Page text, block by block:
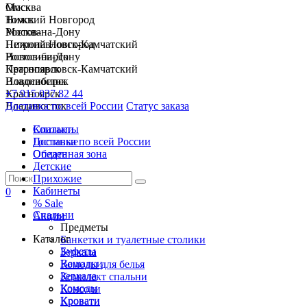
Москва
Нижний Новгород
Ростов-на-Дону
Петропавловск-Камчатский
Новосибирск
Красноярск
Владивосток
+7 915 037 82 44
Доставка по всей России Статус заказа
Спальни
Гостиные
Обеденная зона
Детские
Прихожие
Кабинеты
% Sale
Акции
Каталог
Буфеты
Вешалки
Зеркала
Комоды
Кровати
Омск
Томск
Москва
Нижний Новгород
Ростов-на-Дону
Петропавловск-Камчатский
Новосибирск
Красноярск
Владивосток
Контакты
Доставка по всей России
Оплата
0
Спальни
Предметы
Банкетки и туалетные столики
Зеркала
Комоды для белья
Комплект спальни
Консоли
Кровати